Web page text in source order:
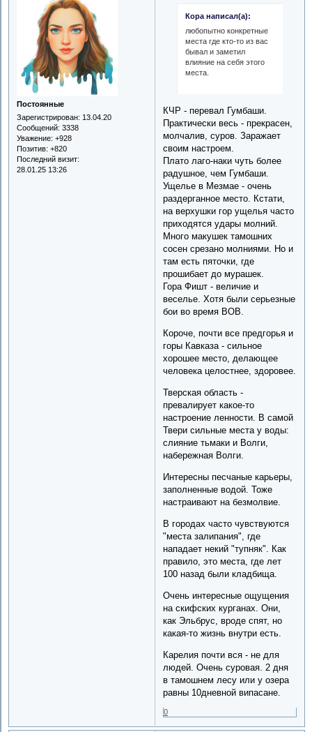
Постоянные
Зарегистрирован: 13.04.20
Сообщений: 3338
Уважение: +928
Позитив: +820
Последний визит:
28.01.25 13:26
Кора написал(а):
любопытно конкретные
места где кто-то из вас
бывал и заметил
влияние на себя этого
места.
КЧР - перевал Гумбаши.
Практически весь - прекрасен,
молчалив, суров. Заражает
своим настроем.
Плато лаго-наки чуть более
радушное, чем Гумбаши.
Ущелье в Мезмае - очень
раздерганное место. Кстати,
на верхушки гор ущелья часто
приходятся удары молний.
Много макушек тамошних
сосен срезано молниями. Но и
там есть пяточки, где
прошибает до мурашек.
Гора Фишт - величие и
веселье. Хотя были серьезные
бои во время ВОВ.
Короче, почти все предгорья и
горы Кавказа - сильное
хорошее место, делающее
человека целостнее, здоровее.
Тверская область -
превалирует какое-то
настроение ленности. В самой
Твери сильные места у воды:
слияние тьмаки и Волги,
набережная Волги.
Интересны песчаные карьеры,
заполненные водой. Тоже
настраивают на безмолвие.
В городах часто чувствуются
"места залипания", где
нападает некий "тупняк". Как
правило, это места, где лет
100 назад были кладбища.
Очень интересные ощущения
на скифских курганах. Они,
как Эльбрус, вроде спят, но
какая-то жизнь внутри есть.
Карелия почти вся - не для
людей. Очень суровая. 2 дня
в тамошнем лесу или у озера
равны 10дневной випасане.
0